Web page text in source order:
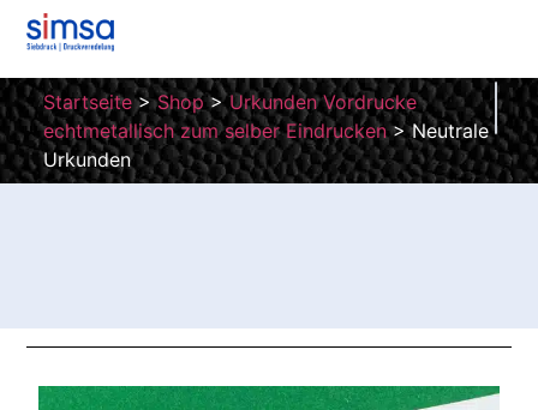
Startseite>Shop>Urkunden Vordrucke
echtmetallisch zum selber Eindrucken>Neutrale
Urkunden